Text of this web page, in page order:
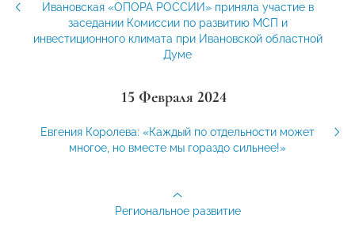
Ивановская «ОПОРА РОССИИ» приняла участие в
заседании Комиссии по развитию МСП и
инвестиционного климата при Ивановской областной
Думе
15 Февраля 2024
Евгения Королева: «Каждый по отдельности может
многое, но вместе мы гораздо сильнее!»
Региональное развитие